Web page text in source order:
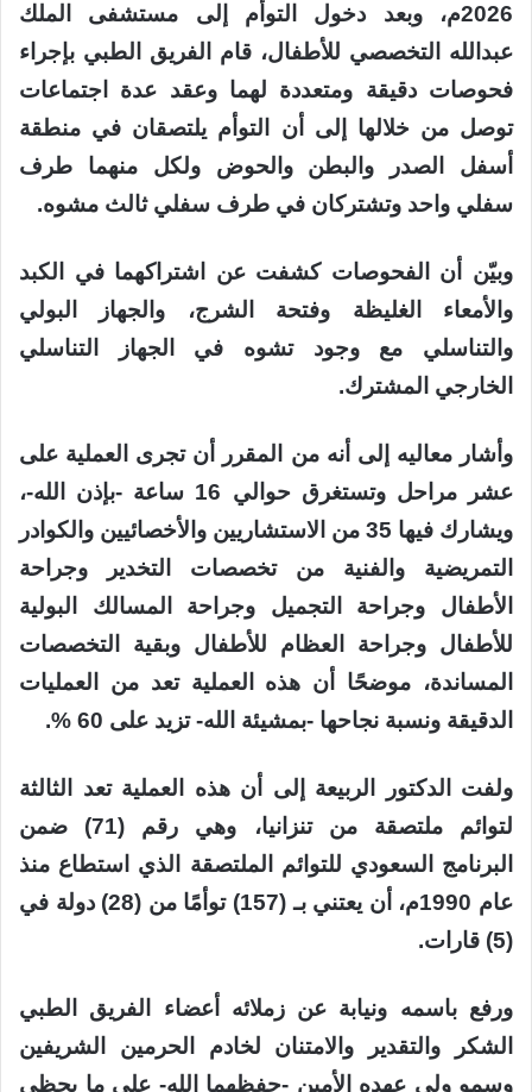
2026م، وبعد دخول التوأم إلى مستشفى الملك
عبدالله التخصصي للأطفال، قام الفريق الطبي بإجراء
فحوصات دقيقة ومتعددة لهما وعقد عدة اجتماعات
توصل من خلالها إلى أن التوأم يلتصقان في منطقة
أسفل الصدر والبطن والحوض ولكل منهما طرف
سفلي واحد وتشتركان في طرف سفلي ثالث مشوه.
وبيّن أن الفحوصات كشفت عن اشتراكهما في الكبد
والأمعاء الغليظة وفتحة الشرج، والجهاز البولي
والتناسلي مع وجود تشوه في الجهاز التناسلي
الخارجي المشترك.
وأشار معاليه إلى أنه من المقرر أن تجرى العملية على
عشر مراحل وتستغرق حوالي 16 ساعة -بإذن الله-،
ويشارك فيها 35 من الاستشاريين والأخصائيين والكوادر
التمريضية والفنية من تخصصات التخدير وجراحة
الأطفال وجراحة التجميل وجراحة المسالك البولية
للأطفال وجراحة العظام للأطفال وبقية التخصصات
المساندة، موضحًا أن هذه العملية تعد من العمليات
الدقيقة ونسبة نجاحها -بمشيئة الله- تزيد على 60 %.
ولفت الدكتور الربيعة إلى أن هذه العملية تعد الثالثة
لتوائم ملتصقة من تنزانيا، وهي رقم (71) ضمن
البرنامج السعودي للتوائم الملتصقة الذي استطاع منذ
عام 1990م، أن يعتني بـ (157) توأمًا من (28) دولة في
(5) قارات.
ورفع باسمه ونيابة عن زملائه أعضاء الفريق الطبي
الشكر والتقدير والامتنان لخادم الحرمين الشريفين
وسمو ولي عهده الأمين -حفظهما الله- على ما يحظى